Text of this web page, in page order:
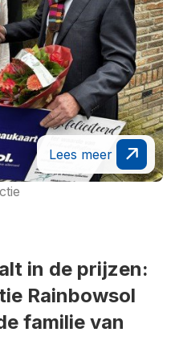
Lees meer
in de prijzen:
Rainbowsol
familie van